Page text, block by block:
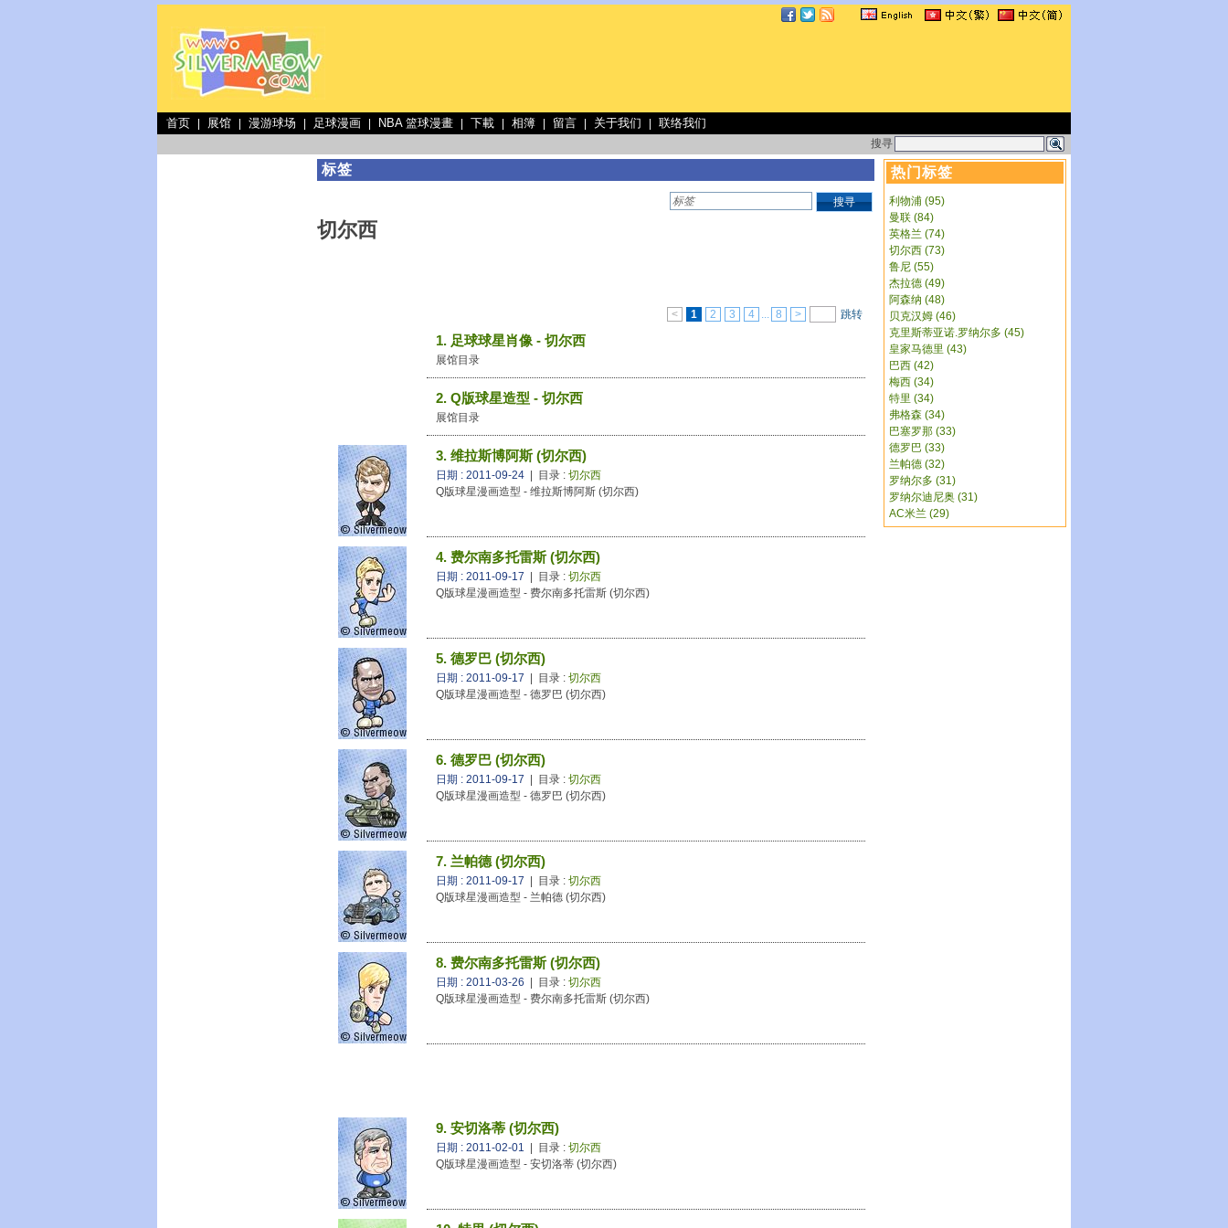
首页 展馆 漫游球场 足球漫画 NBA 篮球漫畫 下載 相簿 留言 关于我们 联络我们
搜寻
标签
搜寻
切尔西
< 1 2 3 4 ... 8 > 跳转
1. 足球球星肖像 - 切尔西
展馆目录
2. Q版球星造型 - 切尔西
展馆目录
3. 维拉斯博阿斯 (切尔西)
日期 : 2011-09-24 | 目录 : 切尔西
Q版球星漫画造型 - 维拉斯博阿斯 (切尔西)
4. 费尔南多托雷斯 (切尔西)
日期 : 2011-09-17 | 目录 : 切尔西
Q版球星漫画造型 - 费尔南多托雷斯 (切尔西)
5. 德罗巴 (切尔西)
日期 : 2011-09-17 | 目录 : 切尔西
Q版球星漫画造型 - 德罗巴 (切尔西)
6. 德罗巴 (切尔西)
日期 : 2011-09-17 | 目录 : 切尔西
Q版球星漫画造型 - 德罗巴 (切尔西)
7. 兰帕德 (切尔西)
日期 : 2011-09-17 | 目录 : 切尔西
Q版球星漫画造型 - 兰帕德 (切尔西)
8. 费尔南多托雷斯 (切尔西)
日期 : 2011-03-26 | 目录 : 切尔西
Q版球星漫画造型 - 费尔南多托雷斯 (切尔西)
9. 安切洛蒂 (切尔西)
日期 : 2011-02-01 | 目录 : 切尔西
Q版球星漫画造型 - 安切洛蒂 (切尔西)
热门标签
利物浦 (95)
曼联 (84)
英格兰 (74)
切尔西 (73)
鲁尼 (55)
杰拉德 (49)
阿森纳 (48)
贝克汉姆 (46)
克里斯蒂亚诺.罗纳尔多 (45)
皇家马德里 (43)
巴西 (42)
梅西 (34)
特里 (34)
弗格森 (34)
巴塞罗那 (33)
德罗巴 (33)
兰帕德 (32)
罗纳尔多 (31)
罗纳尔迪尼奥 (31)
AC米兰 (29)